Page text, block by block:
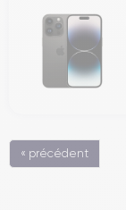
« précédent